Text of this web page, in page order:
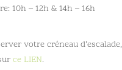
10h – 12h & 14h – 16h
votre créneau d’escalade,
ce LIEN.